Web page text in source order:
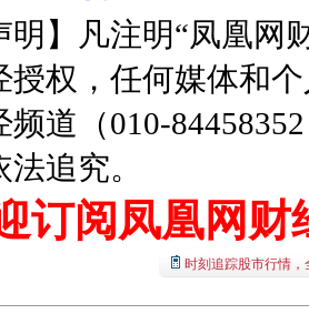
明】凡注明“凤凰
授权，任何媒体和
频道（010-
追究。
订阅凤凰网财
时刻追踪股市行情